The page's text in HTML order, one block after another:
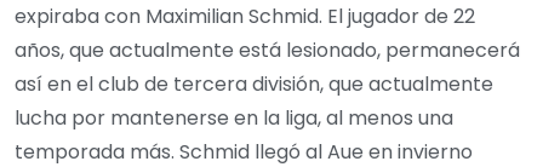
expiraba con Maximilian Schmid. El jugador de 22
años, que actualmente está lesionado, permanecerá
así en el club de tercera división, que actualmente
lucha por mantenerse en la liga, al menos una
temporada más. Schmid llegó al Aue en invierno